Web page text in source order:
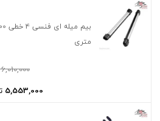
بیم میله
متری
6,010,000
5,553,000